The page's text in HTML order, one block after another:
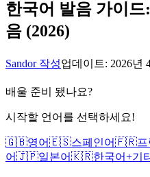
한국어 발음 가이
음 (2026)
Sandor 작성업데이트: 2026년
배울 준비 됐나요?
시작할 언어를 선택하세요!
🇬🇧영어🇪🇸스페인어🇫🇷
어🇯🇵일본어🇰🇷한국어+기